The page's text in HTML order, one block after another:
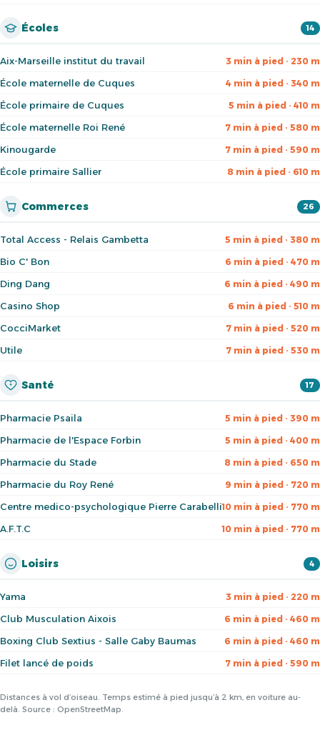
Écoles 14
Aix-Marseille institut du travail 3 min à pied · 230 m
École maternelle de Cuques 4 min à pied · 340 m
École primaire de Cuques 5 min à pied · 410 m
École maternelle Roi René 7 min à pied · 580 m
Kinougarde 7 min à pied · 590 m
École primaire Sallier 8 min à pied · 610 m
Commerces 26
Total Access - Relais Gambetta 5 min à pied · 380 m
Bio C' Bon 6 min à pied · 470 m
Ding Dang 6 min à pied · 490 m
Casino Shop 6 min à pied · 510 m
CocciMarket 7 min à pied · 520 m
Utile 7 min à pied · 530 m
Santé 17
Pharmacie Psaila 5 min à pied · 390 m
Pharmacie de l'Espace Forbin 5 min à pied · 400 m
Pharmacie du Stade 8 min à pied · 650 m
Pharmacie du Roy René 9 min à pied · 720 m
Centre medico-psychologique Pierre Carabelli10 min à pied · 770 m
A.F.T.C 10 min à pied · 770 m
Loisirs 4
Yama 3 min à pied · 220 m
Club Musculation Aixois 6 min à pied · 460 m
Boxing Club Sextius - Salle Gaby Baumas 6 min à pied · 460 m
Filet lancé de poids 7 min à pied · 590 m
Distances à vol d’oiseau. Temps estimé à pied jusqu’à 2 km, en voiture au-
delà. Source : OpenStreetMap.